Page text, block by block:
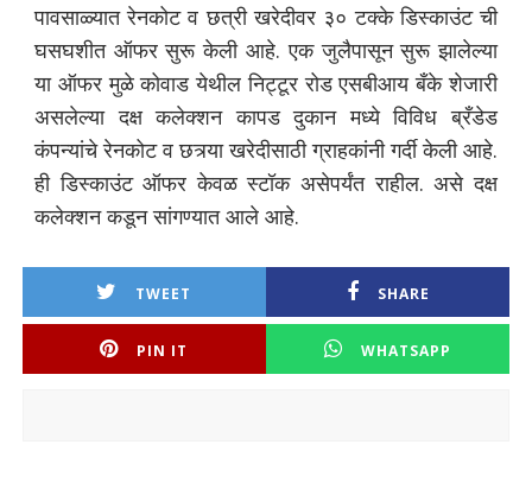
पावसाळ्यात रेनकोट व छत्री खरेदीवर ३० टक्के डिस्काउंट ची
घसघशीत ऑफर सुरू केली आहे. एक जुलैपासून सुरू झालेल्या
या ऑफर मुळे कोवाड येथील निट्टूर रोड एसबीआय बँके शेजारी
असलेल्या दक्ष कलेक्शन कापड दुकान मध्ये विविध ब्रँडेड
कंपन्यांचे रेनकोट व छत्र्या खरेदीसाठी ग्राहकांनी गर्दी केली आहे.
ही डिस्काउंट ऑफर केवळ स्टॉक असेपर्यंत राहील. असे दक्ष
कलेक्शन कडून सांगण्यात आले आहे.
TWEET SHARE
PIN IT WHATSAPP